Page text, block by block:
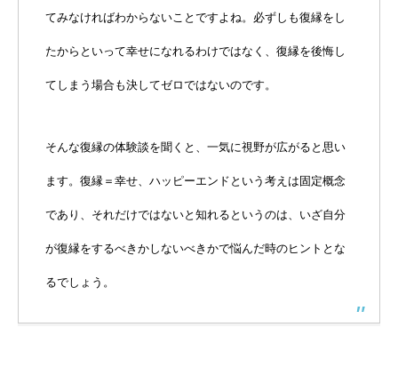
てみなければわからないことですよね。必ずしも復縁をし
たからといって幸せになれるわけではなく、復縁を後悔し
てしまう場合も決してゼロではないのです。
そんな復縁の体験談を聞くと、一気に視野が広がると思い
ます。復縁＝幸せ、ハッピーエンドという考えは固定概念
であり、それだけではないと知れるというのは、いざ自分
が復縁をするべきかしないべきかで悩んだ時のヒントとな
るでしょう。